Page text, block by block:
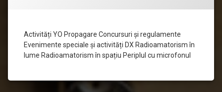
Activități YO Propagare Concursuri și regulamente
Evenimente speciale și activități DX Radioamatorism în
lume Radioamatorism în spațiu Periplul cu microfonul